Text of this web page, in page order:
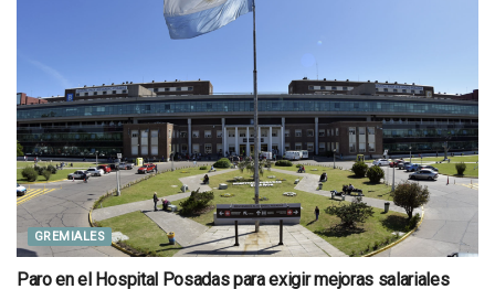
GREMIALES
Paro en el Hospital Posadas para exigir mejoras salariales